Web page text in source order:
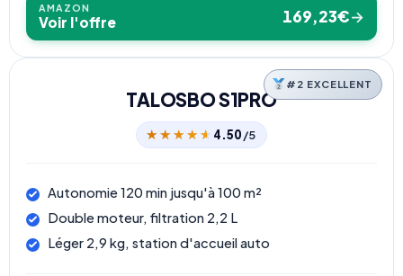
AMAZON
Voir l'offre 169,23€→
TALOSBO S1PRO
★★★★★
★★★★★ 4.50/5
Autonomie 120 min jusqu'à 100 m²
Double moteur, filtration 2,2 L
Léger 2,9 kg, station d'accueil auto
#2 EXCELLENT